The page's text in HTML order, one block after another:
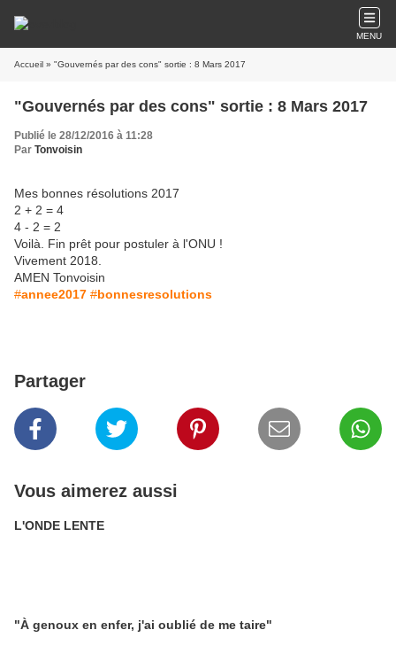
MENU
Accueil » "Gouvernés par des cons" sortie : 8 Mars 2017
"Gouvernés par des cons" sortie : 8 Mars 2017
Publié le 28/12/2016 à 11:28
Par Tonvoisin
Mes bonnes résolutions 2017
2 + 2 = 4
4 - 2 = 2
Voilà. Fin prêt pour postuler à l'ONU !
Vivement 2018.
AMEN Tonvoisin
#annee2017 #bonnesresolutions
Partager
Vous aimerez aussi
L'ONDE LENTE
"À genoux en enfer, j'ai oublié de me taire"